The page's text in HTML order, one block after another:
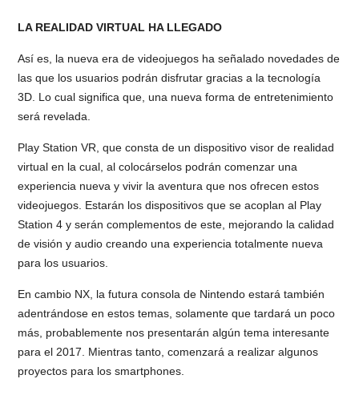
LA REALIDAD VIRTUAL HA LLEGADO
Así es, la nueva era de videojuegos ha señalado novedades de
las que los usuarios podrán disfrutar gracias a la tecnología
3D. Lo cual significa que, una nueva forma de entretenimiento
será revelada.
Play Station VR, que consta de un dispositivo visor de realidad
virtual en la cual, al colocárselos podrán comenzar una
experiencia nueva y vivir la aventura que nos ofrecen estos
videojuegos. Estarán los dispositivos que se acoplan al Play
Station 4 y serán complementos de este, mejorando la calidad
de visión y audio creando una experiencia totalmente nueva
para los usuarios.
En cambio NX, la futura consola de Nintendo estará también
adentrándose en estos temas, solamente que tardará un poco
más, probablemente nos presentarán algún tema interesante
para el 2017. Mientras tanto, comenzará a realizar algunos
proyectos para los smartphones.